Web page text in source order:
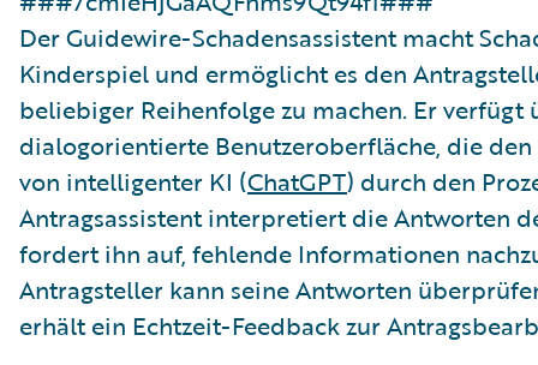
Der Guidewire-Schadensassistent macht
Kinderspiel und ermöglicht es den
beliebiger Reihenfolge zu machen. Er verfügt
dialogorientierte Benutzeroberfläche, die
von intelligenter KI (ChatGPT) durch den
Antragsassistent interpretiert die Antworten
fordert ihn auf, fehlende Informationen
Antragsteller kann seine Antworten
erhält ein Echtzeit-Feedback zur